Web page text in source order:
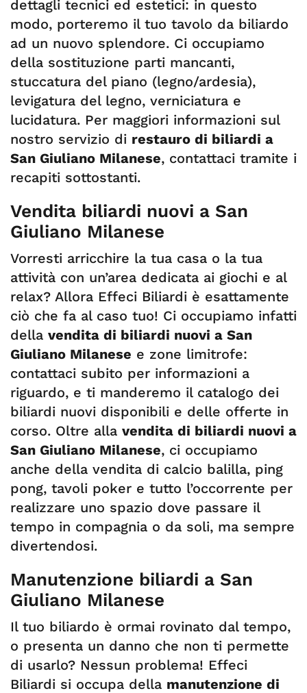
dettagli tecnici ed estetici: in questo
modo, porteremo il tuo tavolo da biliardo
ad un nuovo splendore. Ci occupiamo
della sostituzione parti mancanti,
stuccatura del piano (legno/ardesia),
levigatura del legno, verniciatura e
lucidatura. Per maggiori informazioni sul
nostro servizio di restauro di biliardi a
San Giuliano Milanese, contattaci tramite i
recapiti sottostanti.
Vendita biliardi nuovi a San
Giuliano Milanese
Vorresti arricchire la tua casa o la tua
attività con un’area dedicata ai giochi e al
relax? Allora Effeci Biliardi è esattamente
ciò che fa al caso tuo! Ci occupiamo infatti
della vendita di biliardi nuovi a San
Giuliano Milanese e zone limitrofe:
contattaci subito per informazioni a
riguardo, e ti manderemo il catalogo dei
biliardi nuovi disponibili e delle offerte in
corso. Oltre alla vendita di biliardi nuovi a
San Giuliano Milanese, ci occupiamo
anche della vendita di calcio balilla, ping
pong, tavoli poker e tutto l’occorrente per
realizzare uno spazio dove passare il
tempo in compagnia o da soli, ma sempre
divertendosi.
Manutenzione biliardi a San
Giuliano Milanese
Il tuo biliardo è ormai rovinato dal tempo,
o presenta un danno che non ti permette
di usarlo? Nessun problema! Effeci
Biliardi si occupa della manutenzione di